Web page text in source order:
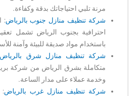
مرنة تلبي احتياجاتك بدقة وكفاءة.
شركة تنظيف منازل جنوب بالرياض:
احترافية بجنوب الرياض تشمل
باستخدام مواد صديقة للبيئة وآمنة
شركة تنظيف منازل شرق بالرياض
متكاملة بشرق الرياض من شركة
وخدمة عملاء على مدار الساعة.
شركة تنظيف منازل غرب بالرياض: